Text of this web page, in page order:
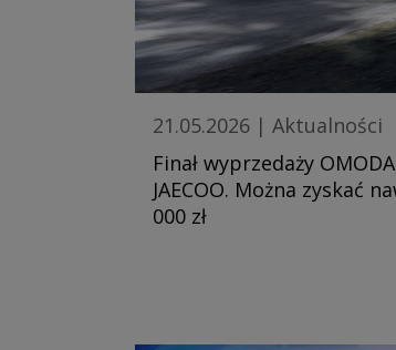
21.05.2026 | Aktualności
Finał wyprzedaży
JAECOO. Można zyskać
000 zł